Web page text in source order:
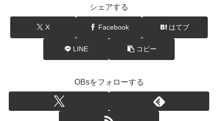
シェアする
X Facebook はてブ
LINE コピー
OBsをフォローする